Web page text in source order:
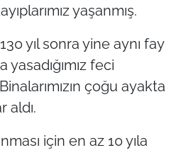
yaşanmış.
yıl sonra yine aynı fay
feci
çoğu ayakta
aldı.
için en az 10 yıla